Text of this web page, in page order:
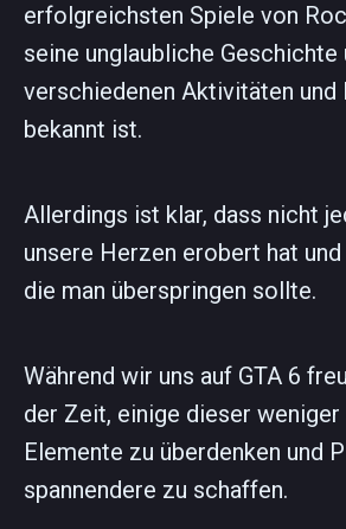
erfolgreichsten Spiele von
seine unglaubliche Geschichte
verschiedenen Aktivitäten und
bekannt ist.
Allerdings ist klar, dass nicht
unsere Herzen erobert hat
die man überspringen sollte.
Während wir uns auf GTA 6
der Zeit, einige dieser
Elemente zu überdenken und
spannendere zu schaffen.